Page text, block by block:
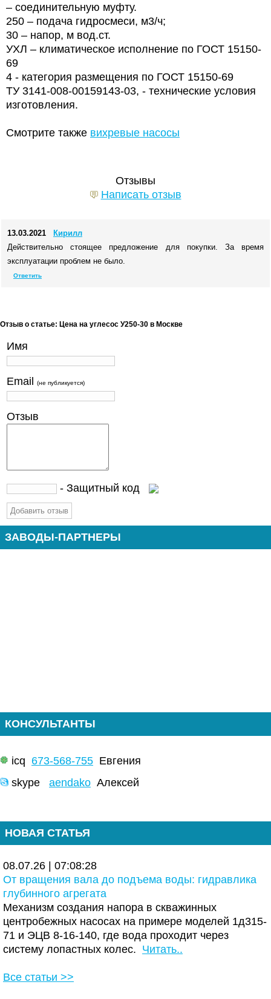
– соединительную муфту.
250 – подача гидросмеси, м3/ч;
30 – напор, м вод.ст.
УХЛ – климатическое исполнение по ГОСТ 15150-
69
4 - категория размещения по ГОСТ 15150-69
ТУ 3141-008-00159143-03, - технические условия
изготовления.
Смотрите также вихревые насосы
Отзывы
Написать отзыв
13.03.2021
Кирилл
Действительно стоящее предложение для покупки. За время
эксплуатации проблем не было.
Ответить
Отзыв о статье: Цена на углесос У250-30 в Москве
Имя
Email (не публикуется)
Отзыв
- Защитный код
ЗАВОДЫ-ПАРТНЕРЫ
КОНСУЛЬТАНТЫ
icq 673-568-755 Евгения
skype aendako Алексей
НОВАЯ СТАТЬЯ
08.07.26 | 07:08:28
От вращения вала до подъема воды: гидравлика
глубинного агрегата
Механизм создания напора в скважинных
центробежных насосах на примере моделей 1д315-
71 и ЭЦВ 8-16-140, где вода проходит через
систему лопастных колес. Читать..
Все статьи >>